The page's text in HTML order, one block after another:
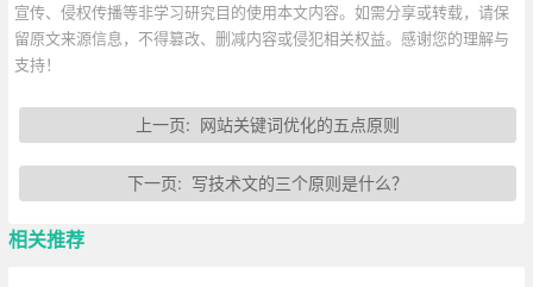
宣传、侵权传播等非学习研究目的使用本文内容。如需分享或转载，请保
留原文来源信息，不得篡改、删减内容或侵犯相关权益。感谢您的理解与
支持！
上一页: 网站关键词优化的五点原则
下一页: 写技术文的三个原则是什么？
相关推荐